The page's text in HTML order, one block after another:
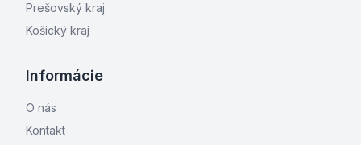
Prešovský kraj
Košický kraj
Informácie
O nás
Kontakt